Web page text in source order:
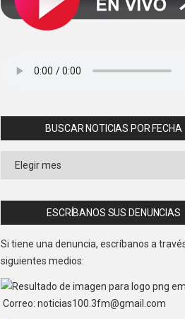
BUSCAR NOTICIAS POR FECHA
Buscar
ESCRÍBANOS SUS DENUNCIAS
Si tiene una denuncia, escríbanos a
siguientes medios:
Correo: noticias100.3fm@gmail.com